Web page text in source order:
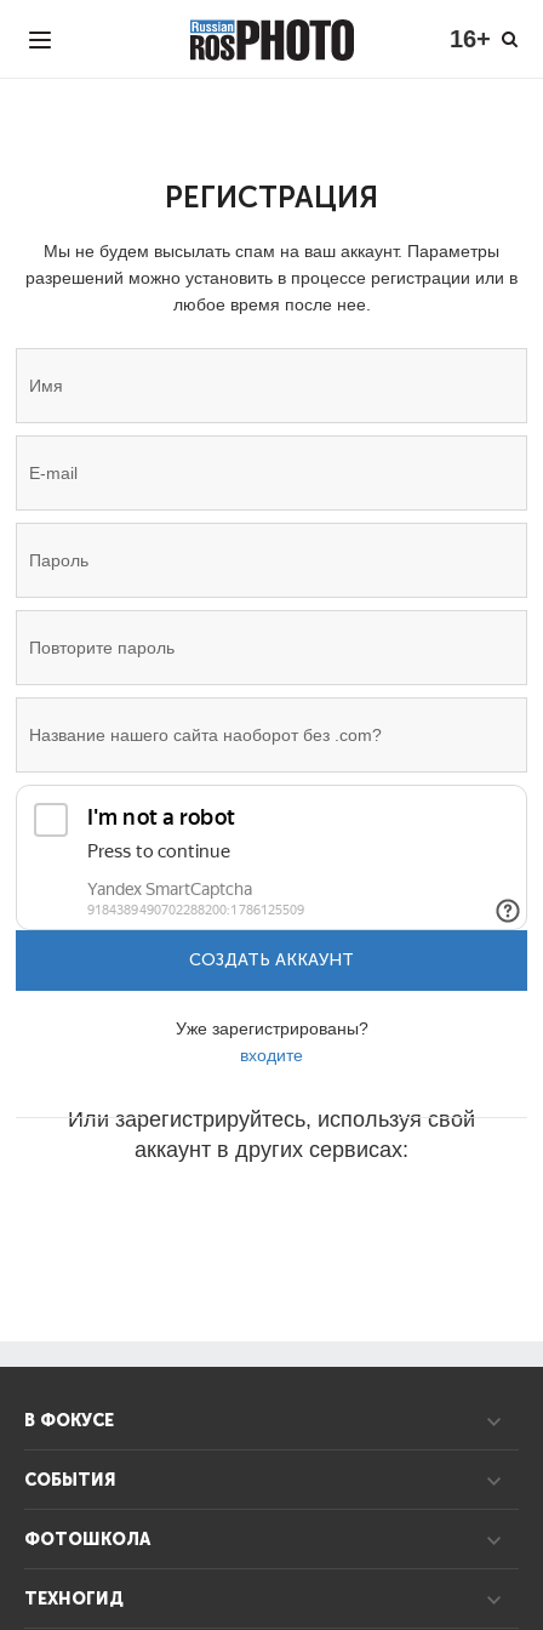
16+
РЕГИСТРАЦИЯ
Мы не будем высылать спам на ваш аккаунт. Параметры
разрешений можно установить в процессе регистрации или в
любое время после нее.
СОЗДАТЬ АККАУНТ
Уже зарегистрированы?
входите
Или зарегистрируйтесь, используя свой
аккаунт в других сервисах:
В ФОКУСЕ
СОБЫТИЯ
ФОТОШКОЛА
ТЕХНОГИД